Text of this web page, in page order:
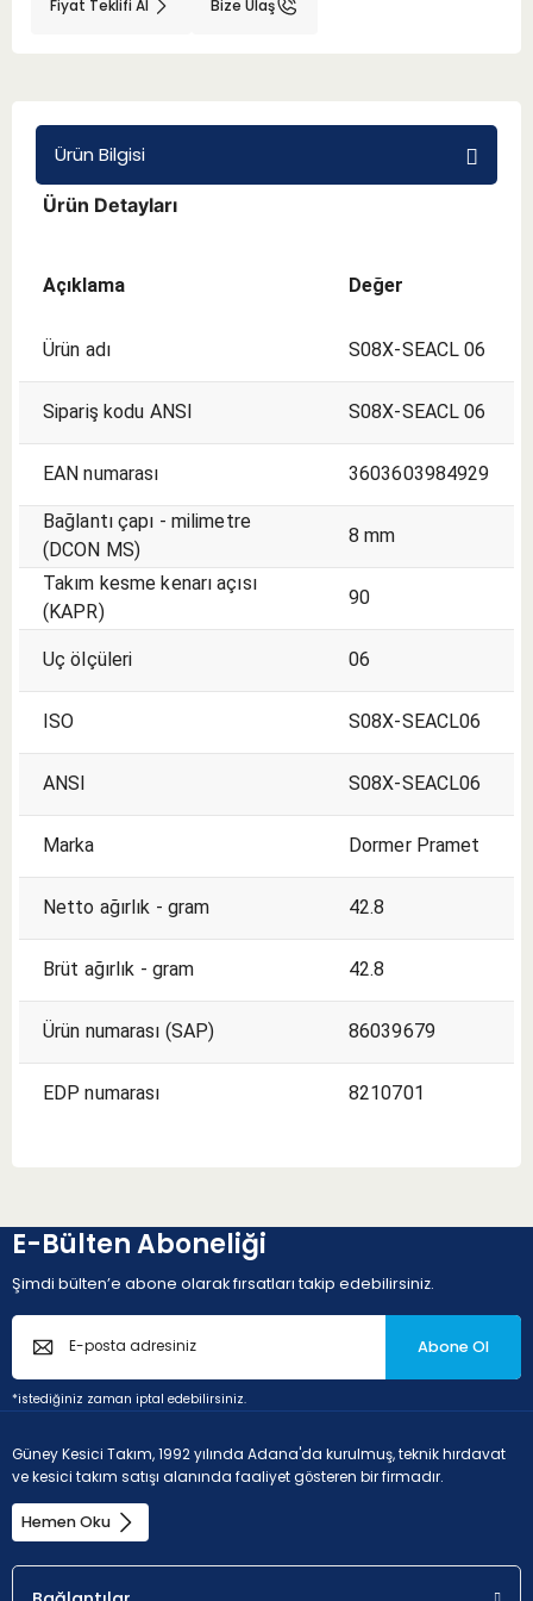
Adaptörler
Aksesuarlar
Fiyat Teklifi Al Bize Ulaş
Ürün Bilgisi
Ürün Detayları
Açıklama Değer
Ürün adı S08X-SEACL 06
Sipariş kodu ANSI S08X-SEACL 06
EAN numarası 3603603984929
Bağlantı çapı - milimetre
(DCON MS)
8 mm
Takım kesme kenarı açısı
(KAPR)
90
Uç ölçüleri 06
ISO S08X-SEACL06
ANSI S08X-SEACL06
Marka Dormer Pramet
Netto ağırlık - gram 42.8
Brüt ağırlık - gram 42.8
Ürün numarası (SAP) 86039679
EDP numarası 8210701
E-Bülten Aboneliği
Şimdi bülten’e abone olarak fırsatları takip edebilirsiniz.
Abone Ol
*istediğiniz zaman iptal edebilirsiniz.
Güney Kesici Takım, 1992 yılında Adana'da kurulmuş, teknik hırdavat
ve kesici takım satışı alanında faaliyet gösteren bir firmadır.
Hemen Oku